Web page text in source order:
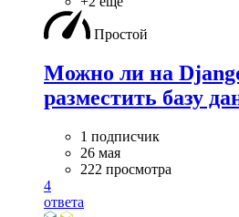
Простой
Можно ли на
разместить базу
1 подписчик
26 мая
222 просмотра
4
ответа